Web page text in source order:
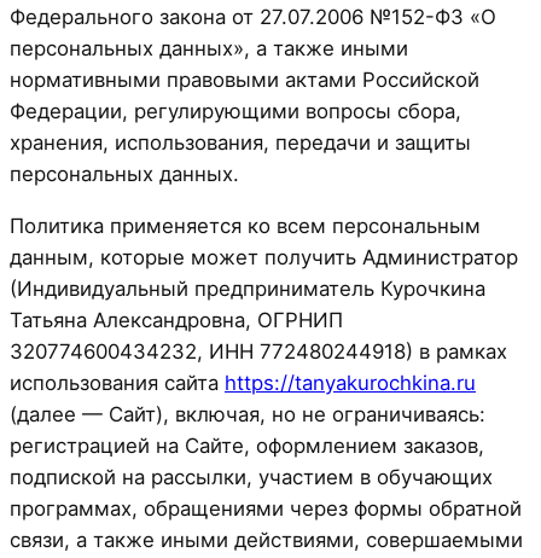
Федерального закона от 27.07.2006 №152-ФЗ «О
персональных данных», а также иными
нормативными правовыми актами Российской
Федерации, регулирующими вопросы сбора,
хранения, использования, передачи и защиты
персональных данных.
Политика применяется ко всем персональным
данным, которые может получить Администратор
(Индивидуальный предприниматель Курочкина
Татьяна Александровна, ОГРНИП
320774600434232, ИНН 772480244918) в рамках
использования сайта https://tanyakurochkina.ru
(далее — Сайт), включая, но не ограничиваясь:
регистрацией на Сайте, оформлением заказов,
подпиской на рассылки, участием в обучающих
программах, обращениями через формы обратной
связи, а также иными действиями, совершаемыми